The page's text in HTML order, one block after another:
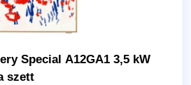
Special A12GA1 3,5 kW
szett